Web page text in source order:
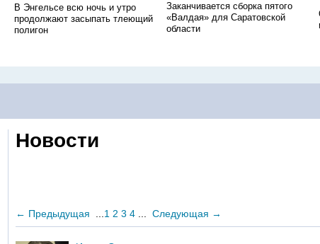
В Энгельсе всю ночь и утро
продолжают засыпать тлеющий
полигон
Заканчивается сборка пятого
«Валдая» для Саратовской
области
Новости
← Предыдущая 1 2 3 4 Следующая →